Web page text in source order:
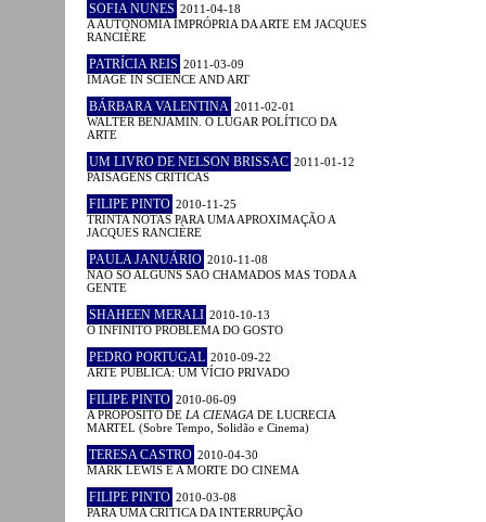
SOFIA NUNES 2011-04-18
A AUTONOMIA IMPRÓPRIA DA ARTE EM JACQUES
RANCIÈRE
PATRÍCIA REIS 2011-03-09
IMAGE IN SCIENCE AND ART
BÁRBARA VALENTINA 2011-02-01
WALTER BENJAMIN. O LUGAR POLÍTICO DA
ARTE
UM LIVRO DE NELSON BRISSAC 2011-01-12
PAISAGENS CRÍTICAS
FILIPE PINTO 2010-11-25
TRINTA NOTAS PARA UMA APROXIMAÇÃO A
JACQUES RANCIÈRE
PAULA JANUÁRIO 2010-11-08
NÃO SÓ ALGUNS SÃO CHAMADOS MAS TODA A
GENTE
SHAHEEN MERALI 2010-10-13
O INFINITO PROBLEMA DO GOSTO
PEDRO PORTUGAL 2010-09-22
ARTE PÚBLICA: UM VÍCIO PRIVADO
FILIPE PINTO 2010-06-09
A PROPÓSITO DE LA CIENAGA DE LUCRECIA
MARTEL (Sobre Tempo, Solidão e Cinema)
TERESA CASTRO 2010-04-30
MARK LEWIS E A MORTE DO CINEMA
FILIPE PINTO 2010-03-08
PARA UMA CRÍTICA DA INTERRUPÇÃO